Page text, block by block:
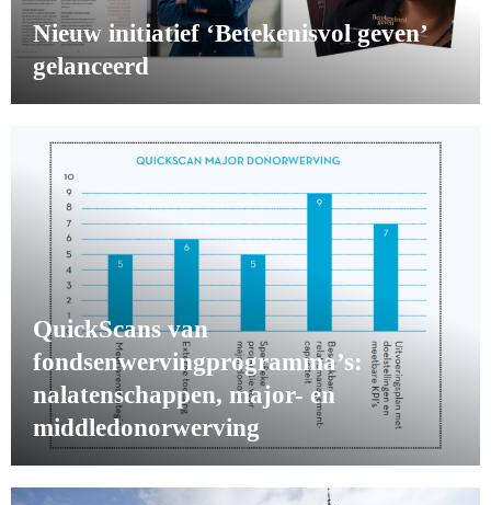
Nieuw initiatief ‘Betekenisvol geven’
gelanceerd
QuickScans van
fondsenwervingprogramma’s:
nalatenschappen, major- en
middledonorwerving